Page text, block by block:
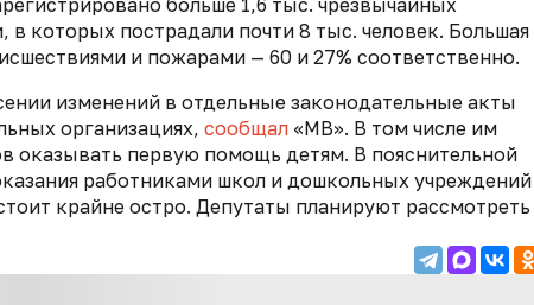
которых пострадали почти 8 тыс. человек. Большая
и пожарами — 60 и 27% соответственно.
изменений в отдельные законодательные акты
организациях, сообщал «МВ». В том числе им
оказывать первую помощь детям. В пояснительной
работниками школ и дошкольных учреждений
крайне остро. Депутаты планируют рассмотреть